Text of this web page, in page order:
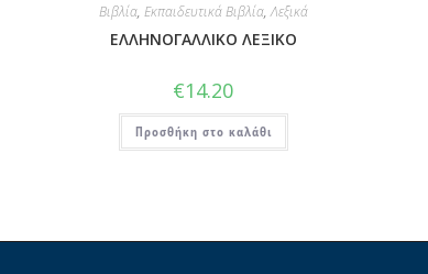
Βιβλία, Εκπαιδευτικά Βιβλία,Λεξικά
ΕΛΛΗΝΟΓΑΛΛΙΚΟ ΛΕΞΙΚΟ
€14.20
Προσθήκη στο καλάθι